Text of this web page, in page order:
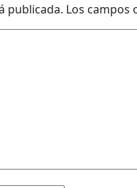
publicada. Los campos